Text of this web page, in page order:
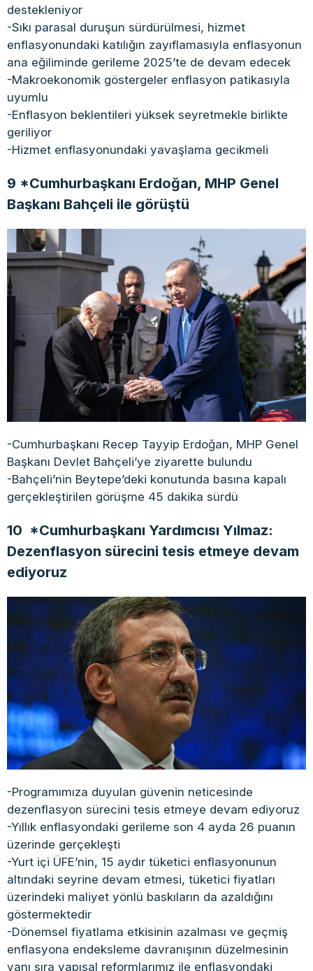
destekleniyor
-Sıkı parasal duruşun sürdürülmesi, hizmet
enflasyonundaki katılığın zayıflamasıyla enflasyonun
ana eğiliminde gerileme 2025’te de devam edecek
-Makroekonomik göstergeler enflasyon patikasıyla
uyumlu
-Enflasyon beklentileri yüksek seyretmekle birlikte
geriliyor
-Hizmet enflasyonundaki yavaşlama gecikmeli
9 *Cumhurbaşkanı Erdoğan, MHP Genel
Başkanı Bahçeli ile görüştü
-Cumhurbaşkanı Recep Tayyip Erdoğan, MHP Genel
Başkanı Devlet Bahçeli’ye ziyarette bulundu
-Bahçeli’nin Beytepe’deki konutunda basına kapalı
gerçekleştirilen görüşme 45 dakika sürdü
10 *Cumhurbaşkanı Yardımcısı Yılmaz:
Dezenflasyon sürecini tesis etmeye devam
ediyoruz
-Programımıza duyulan güvenin neticesinde
dezenflasyon sürecini tesis etmeye devam ediyoruz
-Yıllık enflasyondaki gerileme son 4 ayda 26 puanın
üzerinde gerçekleşti
-Yurt içi ÜFE’nin, 15 aydır tüketici enflasyonunun
altındaki seyrine devam etmesi, tüketici fiyatları
üzerindeki maliyet yönlü baskıların da azaldığını
göstermektedir
-Dönemsel fiyatlama etkisinin azalması ve geçmiş
enflasyona endeksleme davranışının düzelmesinin
yanı sıra yapısal reformlarımız ile enflasyondaki